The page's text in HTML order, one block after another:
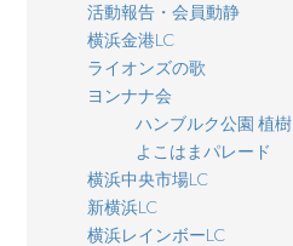
活動報告・会員動静
横浜金港LC
ライオンズの歌
ヨンナナ会
ハンブルク公園 植樹
よこはまパレード
横浜中央市場LC
新横浜LC
横浜レインボーLC